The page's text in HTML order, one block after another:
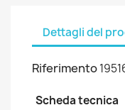
Dettagli del
Riferimento
Scheda tecnica